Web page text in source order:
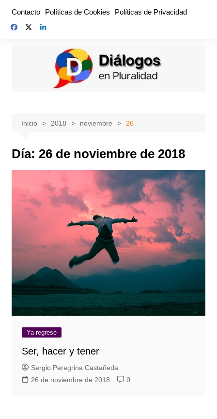
contenido
Contacto Políticas de Cookies Políticas de Privacidad
Inicio 2018 noviembre 26
Día: 26 de noviembre de 2018
Ya regresé
Ser, hacer y tener
Sergio Peregrina Castañeda
26 de noviembre de 2018
0